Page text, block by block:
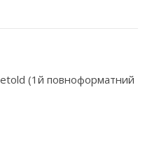
(1й повноформатний